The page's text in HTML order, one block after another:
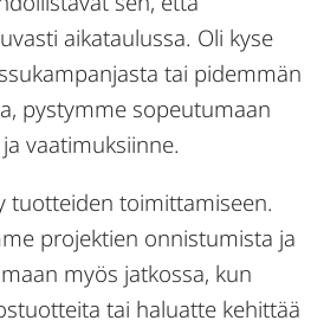
aikataulussa. Oli kyse
tai pidemmän
pystymme sopeutumaan
vaatimuksiinne.
tuotteiden toimittamiseen.
projektien onnistumista ja
myös jatkossa, kun
tai haluatte kehittää